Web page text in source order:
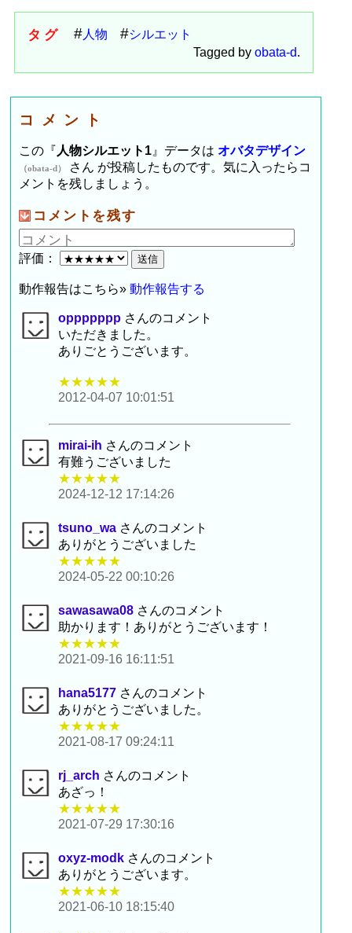
タグ 人物
シルエット
Tagged by obata-d.
コメント
この『 人物シルエット1 』データはオバタデザイン
（obata-d）
さん が投稿したものです。気に入ったらコ
メントを残しましょう。
コメントを残す
評価：
動作報告はこちら»動作報告する
oppppppp さんのコメント
いただきました。
ありごとうございます。
★★★★★
2012-04-07 10:01:51
mirai-ih さんのコメント
有難うございました
★★★★★
2024-12-12 17:14:26
tsuno_wa さんのコメント
ありがとうございました
★★★★★
2024-05-22 00:10:26
sawasawa08 さんのコメント
助かります！ありがとうございます！
★★★★★
2021-09-16 16:11:51
hana5177 さんのコメント
ありがとうございました。
★★★★★
2021-08-17 09:24:11
rj_arch さんのコメント
あざっ！
★★★★★
2021-07-29 17:30:16
oxyz-modk さんのコメント
ありがとうございます。
★★★★★
2021-06-10 18:15:40